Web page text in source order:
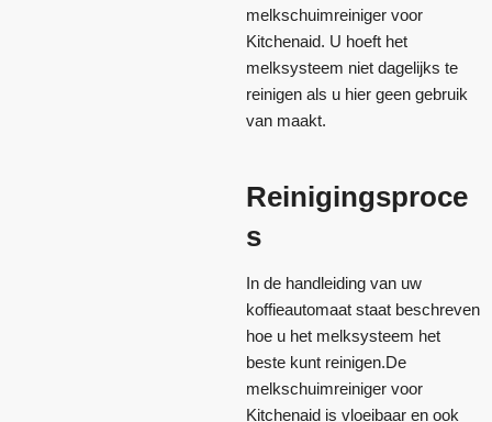
melkschuimreiniger voor
Kitchenaid. U hoeft het
melksysteem niet dagelijks te
reinigen als u hier geen gebruik
van maakt.
Reinigingsproce
s
In de handleiding van uw
koffieautomaat staat beschreven
hoe u het melksysteem het
beste kunt reinigen.De
melkschuimreiniger voor
Kitchenaid is vloeibaar en ook